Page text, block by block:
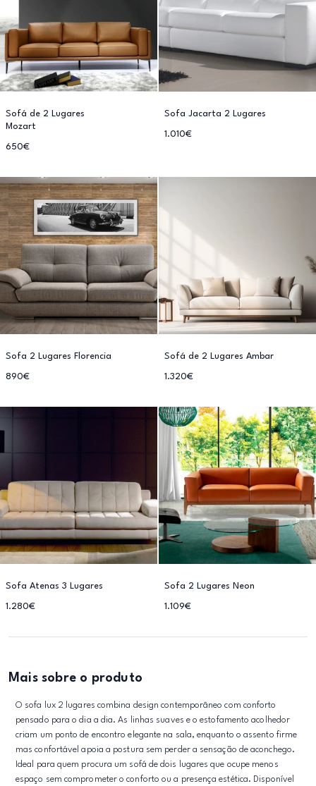
Sofá de 2 Lugares
Mozart
650€
Sofa Jacarta 2 Lugares
1.010€
Sofa 2 Lugares Florencia
890€
Sofá de 2 Lugares Ambar
1.320€
Sofa Atenas 3 Lugares
1.280€
Sofa 2 Lugares Neon
1.109€
Mais sobre o produto
O sofa lux 2 lugares combina design contemporâneo com conforto
pensado para o dia a dia. As linhas suaves e o estofamento acolhedor
criam um ponto de encontro elegante na sala, enquanto o assento firme
mas confortável apoia a postura sem perder a sensação de aconchego.
Ideal para quem procura um sofá de dois lugares que ocupe menos
espaço sem comprometer o conforto ou a presença estética. Disponível